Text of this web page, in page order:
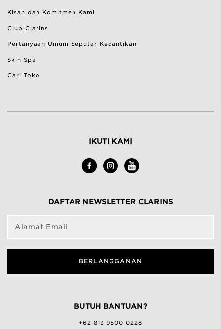
Kisah dan Komitmen Kami
Club Clarins
Pertanyaan Umum Seputar Kecantikan
Skin Spa
Cari Toko
IKUTI KAMI
DAFTAR NEWSLETTER CLARINS
Alamat Email
BERLANGGANAN
BUTUH BANTUAN?
+62 813 9500 0228